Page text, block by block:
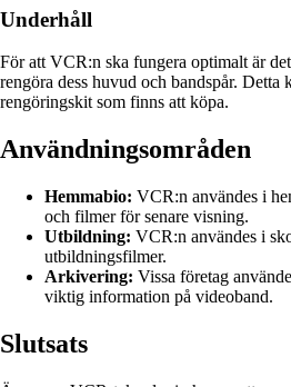
Underhåll
För att VCR:n ska fungera optimalt är
rengöra dess huvud och bandspår. Detta
rengöringskit som finns att köpa.
Användningsområden
Hemmabio: VCR:n användes i
och filmer för senare visning.
Utbildning: VCR:n användes i
utbildningsfilmer.
Arkivering: Vissa företag
viktig information på videoband.
Slutsats